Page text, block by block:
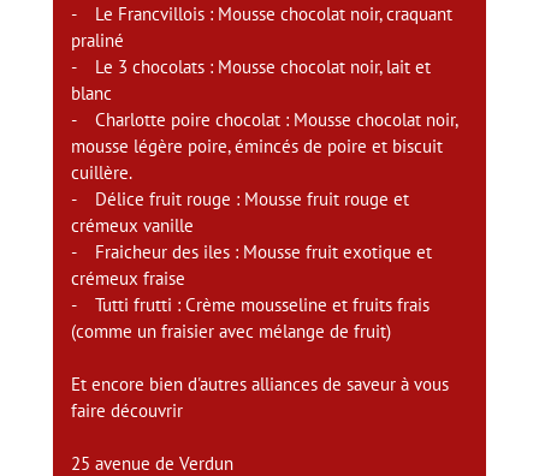
- Le Francvillois : Mousse chocolat noir, craquant
praliné
- Le 3 chocolats : Mousse chocolat noir, lait et
blanc
- Charlotte poire chocolat : Mousse chocolat noir,
mousse légère poire, émincés de poire et biscuit
cuillère.
- Délice fruit rouge : Mousse fruit rouge et
crémeux vanille
- Fraicheur des iles : Mousse fruit exotique et
crémeux fraise
- Tutti frutti : Crème mousseline et fruits frais
(comme un fraisier avec mélange de fruit)
Et encore bien d'autres alliances de saveur à vous
faire découvrir
25 avenue de Verdun